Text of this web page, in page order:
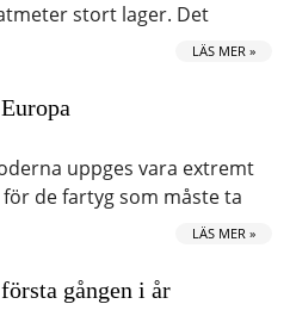
stort lager. Det
LÄS MER »
uppges vara extremt
de fartyg som måste ta
LÄS MER »
gången i år